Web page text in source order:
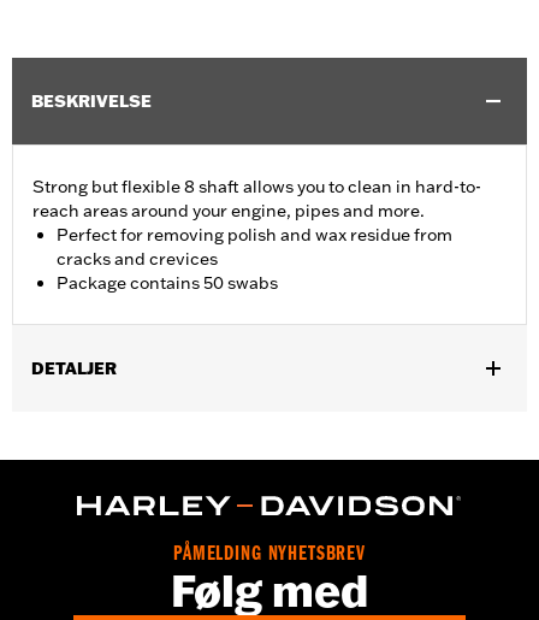
BESKRIVELSE
Strong but flexible 8 shaft allows you to clean in hard-to-
reach areas around your engine, pipes and more.
Perfect for removing polish and wax residue from
cracks and crevices
Package contains 50 swabs
DETALJER
Sold In Units:Each
PÅMELDING NYHETSBREV
Følg med